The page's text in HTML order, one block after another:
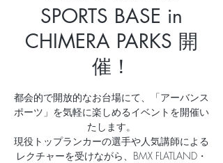
SPORTS BASE in
CHIMERA PARKS 開
催！
都会的で開放的なお台場にて、「アーバンス
ポーツ」を気軽に楽しめるイベントを開催い
たします。
現役トップランカーの選手や人気講師による
レクチャーを受けながら、BMX FLATLAND・